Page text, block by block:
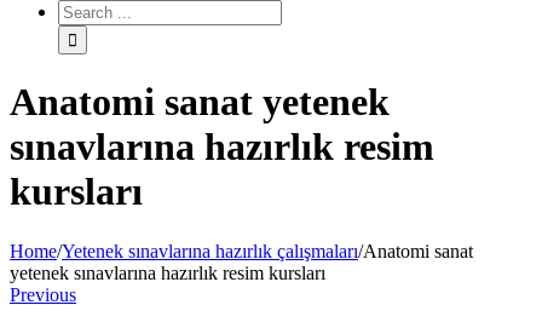
Anatomi sanat yetenek
sınavlarına hazırlık resim
kursları
Home/Yetenek sınavlarına hazırlık çalışmaları/Anatomi sanat
yetenek sınavlarına hazırlık resim kursları
Previous